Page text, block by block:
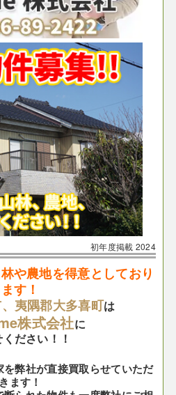
初年度掲載 2024
や農地を得意としており
ます！
夷隅郡大多喜町は
株式会社に
ださい！！
弊社が直接買取らせていただ
きます！